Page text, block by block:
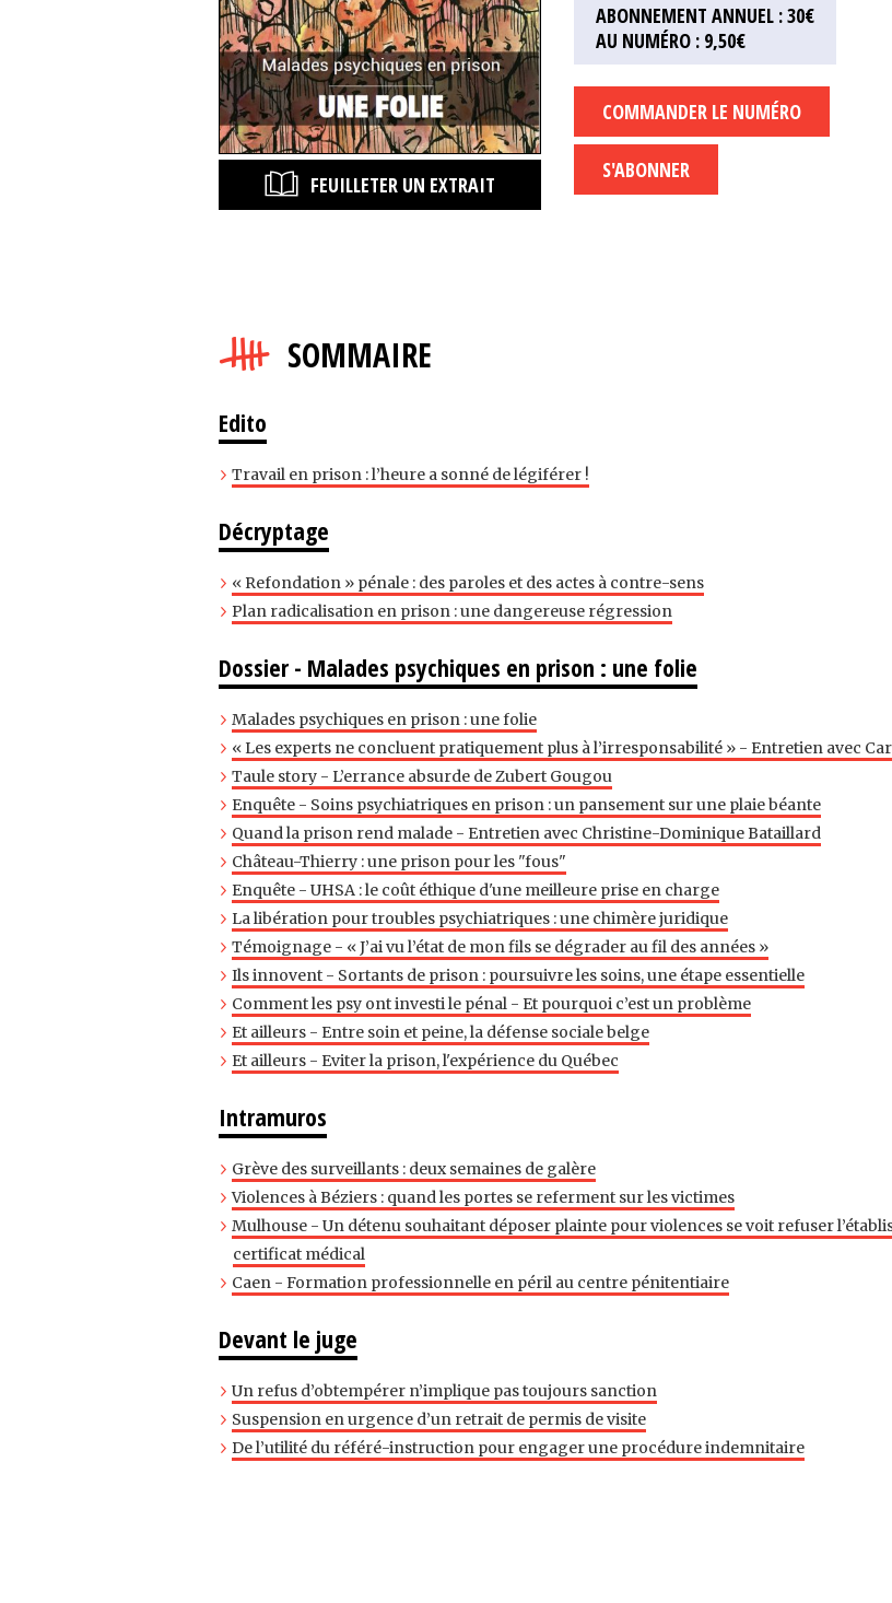
FEUILLETER UN EXTRAIT
ABONNEMENT ANNUEL : 30€
AU NUMÉRO : 9,50€
COMMANDER LE NUMÉRO
S'ABONNER
SOMMAIRE
Edito
Travail en prison : l’heure a sonné de légiférer !
Décryptage
« Refondation » pénale : des paroles et des actes à contre-sens
Plan radicalisation en prison : une dangereuse régression
Dossier - Malades psychiques en prison : une folie
Malades psychiques en prison : une folie
« Les experts ne concluent pratiquement plus à l’irresponsabilité » - Entretien avec
Taule story - L’errance absurde de Zubert Gougou
Enquête - Soins psychiatriques en prison : un pansement sur une plaie béante
Quand la prison rend malade - Entretien avec Christine-Dominique Bataillard
Château-Thierry : une prison pour les "fous"
Enquête - UHSA : le coût éthique d'une meilleure prise en charge
La libération pour troubles psychiatriques : une chimère juridique
Témoignage - « J’ai vu l’état de mon fils se dégrader au fil des années »
Ils innovent - Sortants de prison : poursuivre les soins, une étape essentielle
Comment les psy ont investi le pénal - Et pourquoi c’est un problème
Et ailleurs - Entre soin et peine, la défense sociale belge
Et ailleurs - Eviter la prison, l'expérience du Québec
Intramuros
Grève des surveillants : deux semaines de galère
Violences à Béziers : quand les portes se referment sur les victimes
Mulhouse - Un détenu souhaitant déposer plainte pour violences se voit refuser
certificat médical
Caen - Formation professionnelle en péril au centre pénitentiaire
Devant le juge
Un refus d’obtempérer n’implique pas toujours sanction
Suspension en urgence d’un retrait de permis de visite
De l’utilité du référé-instruction pour engager une procédure indemnitaire